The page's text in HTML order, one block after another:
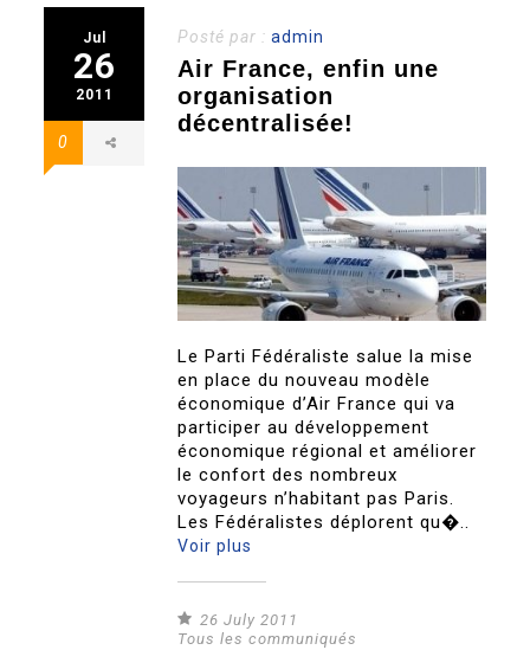
Jul
26
2011
0
Posté par :admin
Air France, enfin une
organisation
décentralisée!
Le Parti Fédéraliste salue la mise
en place du nouveau modèle
économique d’Air France qui va
participer au développement
économique régional et améliorer
le confort des nombreux
voyageurs n’habitant pas Paris.
Les Fédéralistes déplorent qu�..
Voir plus
26 July 2011
Tous les communiqués